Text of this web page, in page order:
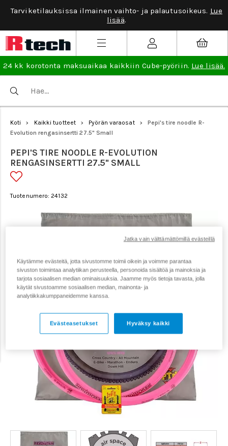
Tarviketilauksissa ilmainen vaihto- ja palautusoikeus. Lue
lisää.
24 kk korotonta maksuaikaa kaikkiin Cube-pyöriin. Lue lisää.
Koti > Kaikki tuotteet > Pyörän varaosat >
Pepi's tire noodle R-
Evolution rengasinsertti 27.5" Small
PEPI'S TIRE NOODLE R-EVOLUTION
RENGASINSERTTI 27.5" SMALL
Tuotenumero: 24132
Käytämme evästeitä, jotta sivustomme toimii oikein ja voimme parantaa
sivuston toimintaa analytiikan perusteella, personoida sisältöä ja mainoksia ja
tarjota sosiaalisen median ominaisuuksia. Jaamme myös tietoja tavasta, jolla
käytät sivustoamme sosiaalisen median, mainonta- ja
analytiikkakumppaneidemme kanssa.
Hyväksy kaikki
Evästeasetukset
Jatka vain välttämättömillä evästeillä